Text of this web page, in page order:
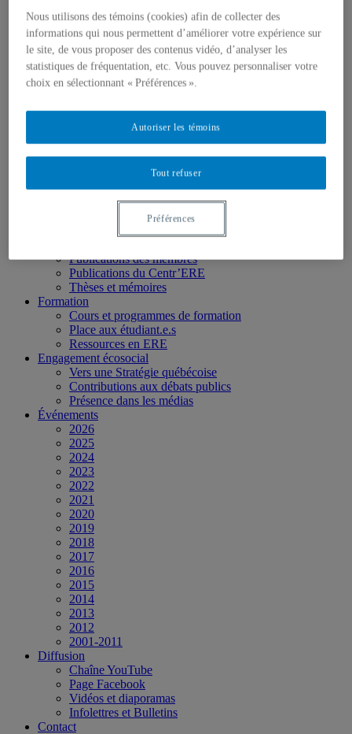
Membres
Chercheur.e.s régulier.ère.s
Chercheur.e.s associé.e.s
Chercheur.e.s émérites
Étudiant.e.s
Partenaires
Axes de recherche
1) Écocitoyenneté et justice
2) Prismes socioculturels
3) Art et créativité
4) Formation initiale et continue
➜ Autochtonisation
Projets fondateurs et passés
Publications des membres
Publications du Centr’ERE
Thèses et mémoires
Formation
Cours et programmes de formation
Place aux étudiant.e.s
Ressources en ERE
Engagement écosocial
Vers une Stratégie québécoise
Contributions aux débats publics
Présence dans les médias
Événements
2026
2025
2024
2023
2022
2021
2020
2019
2018
2017
2016
2015
2014
2013
2012
2001-2011
Diffusion
Chaîne YouTube
Page Facebook
Vidéos et diaporamas
Infolettres et Bulletins
Contact
Nous utilisons des témoins (cookies) afin de collecter des
informations qui nous permettent d’améliorer votre expérience sur
le site, de vous proposer des contenus vidéo, d’analyser les
statistiques de fréquentation, etc. Vous pouvez personnaliser votre
choix en sélectionnant « Préférences ».
Tout refuser
Autoriser les témoins
Préférences